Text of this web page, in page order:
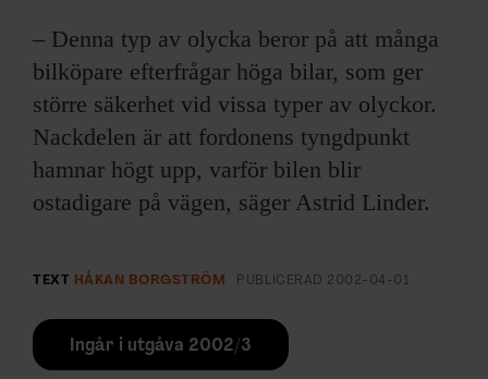
– Denna typ av olycka beror på att många
bilköpare efterfrågar höga bilar, som ger
större säkerhet vid vissa typer av olyckor.
Nackdelen är att fordonens tyngdpunkt
hamnar högt upp, varför bilen blir
ostadigare på vägen, säger Astrid Linder.
TEXT HÅKAN BORGSTRÖM PUBLICERAD 2002-04-01
Ingår i utgåva 2002/3